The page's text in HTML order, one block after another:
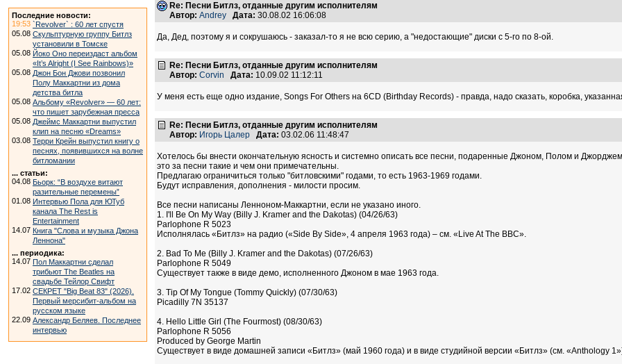
Последние новости:
19:53 `Revolver` : 60 лет спустя
05.08 Скульптурную группу Битлз
установили в Томске
05.08 Йоко Оно переиздаст альбом
«It’s Alright (I See Rainbows)»
05.08 Джон Бон Джови позвонил
Полу Маккартни из дома
детства битла
05.08 Альбому «Revolver» — 60 лет:
что пишет зарубежная пресса
05.08 Джеймс Маккартни выпустил
клип на песню «Dreams»
03.08 Терри Крейн выпустил книгу о
песнях, появившихся на волне
битломании
... статьи:
04.08 Бьорк: “В воздухе витают
разительные перемены”
01.08 Интервью Пола для ЮТуб
канала The Rest is
Entertainment
14.07 Книга "Слова и музыка Джона
Леннона"
... периодика:
14.07 Пол Маккартни сделал
трибьют The Beatles на
свадьбе Тейлор Свифт
17.02 СЕКРЕТ "Big Beat 83" (2026).
Первый мерсибит-альбом на
русском языке
22.09 Александр Беляев. Последнее
интервью
Re: Песни Битлз, отданные другим исполнителям
Автор: Andrey Дата: 30.08.02 16:06:08
Да, Дед, поэтому я и сокрушаюсь - заказал-то я не всю серию, а "недостающие" диски с 5-го по 8-ой.
Re: Песни Битлз, отданные другим исполнителям
Автор: Corvin Дата: 10.09.02 11:12:11
У меня есть еще одно издание, Songs For Others на 6CD (Birthday Records) - правда, надо сказать, коробка,
Re: Песни Битлз, отданные другим исполнителям
Автор: Игорь Цалер Дата: 03.02.06 11:48:47
Хотелось бы внести окончательную ясность и системно описать все песни, подаренные Джоном, Полом и
это за песни такие и чем они примечательны.
Предлагаю ограничиться только "битловскими" годами, то есть 1963-1969 годами.
Будут исправления, дополнения - милости просим.
Все песни написаны Ленноном-Маккартни, если не указано иного.
1. I'll Be On My Way (Billy J. Kramer and the Dakotas) (04/26/63)
Parlophone R 5023
Исполнялась «Битлз» на радио («Side By Side», 4 апреля 1963 года) – см. «Live At The BBC».
2. Bad To Me (Billy J. Kramer and the Dakotas) (07/26/63)
Parlophone R 5049
Существует также в виде демо, исполненного Джоном в мае 1963 года.
3. Tip Of My Tongue (Tommy Quickly) (07/30/63)
Picadilly 7N 35137
4. Hello Little Girl (The Fourmost) (08/30/63)
Parlophone R 5056
Produced by George Martin
Существует в виде домашней записи «Битлз» (май 1960 года) и в виде студийной версии «Битлз» (см. «Anthology